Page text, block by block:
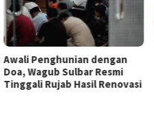
Awali Penghunian dengan
Doa, Wagub Sulbar Resmi
Tinggali Rujab Hasil Renovasi